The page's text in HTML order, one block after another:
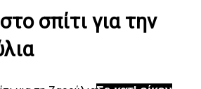
σπίτι για την